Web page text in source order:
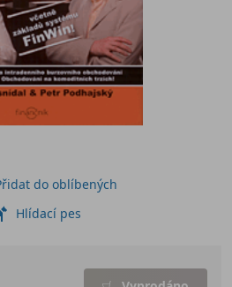
do oblíbených
Hlídací pes